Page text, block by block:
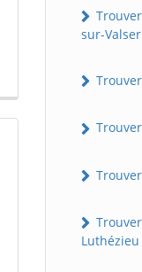
sur-
Luthézieu